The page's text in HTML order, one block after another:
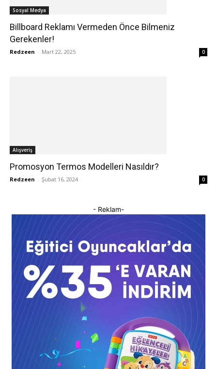
Sosyal Medya
Billboard Reklamı Vermeden Önce Bilmeniz
Gerekenler!
Redzeen - Mart 22, 2025 0
Alışveriş
Promosyon Termos Modelleri Nasıldır?
Redzeen - Şubat 16, 2024 0
- Reklam-